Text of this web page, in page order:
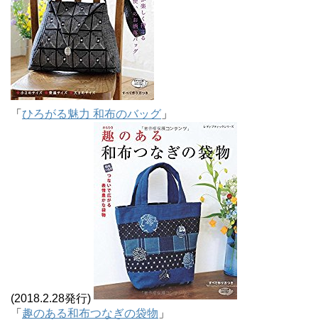
「 ひろがる魅力 和布のバッグ 」
(2018.2.28発行)
「 趣のある和布つなぎの袋物 」